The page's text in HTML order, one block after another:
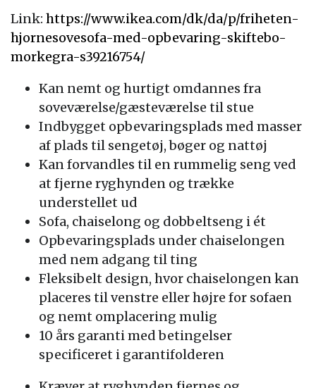
Link: https://www.ikea.com/dk/da/p/friheten-
hjornesovesofa-med-opbevaring-skiftebo-
morkegra-s39216754/
Kan nemt og hurtigt omdannes fra
soveværelse/gæsteværelse til stue
Indbygget opbevaringsplads med masser
af plads til sengetøj, bøger og nattøj
Kan forvandles til en rummelig seng ved
at fjerne ryghynden og trække
understellet ud
Sofa, chaiselong og dobbeltseng i ét
Opbevaringsplads under chaiselongen
med nem adgang til ting
Fleksibelt design, hvor chaiselongen kan
placeres til venstre eller højre for sofaen
og nemt omplacering mulig
10 års garanti med betingelser
specificeret i garantifolderen